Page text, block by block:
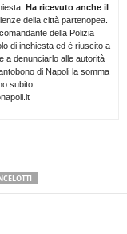
Ha ricevuto anche il
della città partenopea.
della Polizia
di inchiesta ed è riuscito a
a denunciarlo alle autorità
di Napoli la somma
subito.